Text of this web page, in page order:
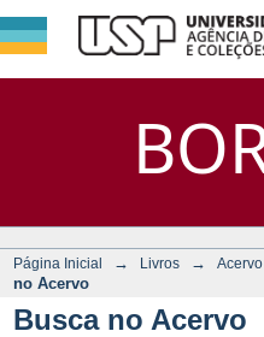
Busca
DSpace/
Página Inicial → Livros →
no Acervo
Busca no Acervo